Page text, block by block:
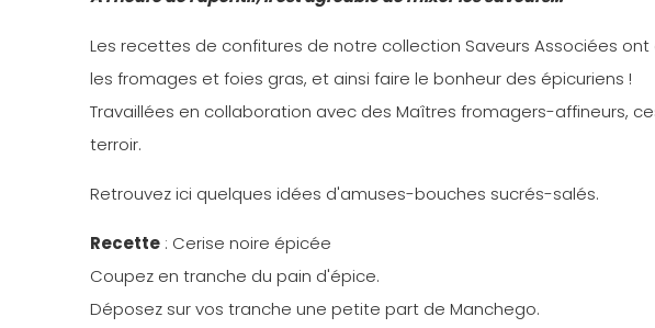
Les recettes de confitures de notre collection Saveurs Associées
les fromages et foies gras, et ainsi faire le bonheur des épicuriens !
Travaillées en collaboration avec des Maîtres fromagers-affineurs,
terroir.
Retrouvez ici quelques idées d'amuses-bouches sucrés-salés.
Recette : Cerise noire épicée
Coupez en tranche du pain d'épice.
Déposez sur vos tranche une petite part de Manchego.